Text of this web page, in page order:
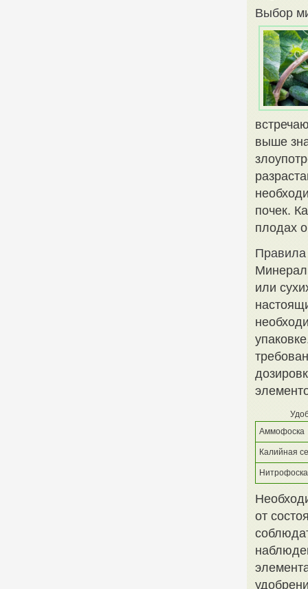
Выбор
выше
почек.
плодах
или
Аммофоска
Калийная
Нитрофоска
от